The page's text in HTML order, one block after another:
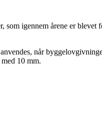
igennem årene er
når
10 mm.